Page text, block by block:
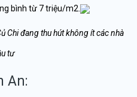
bình từ 7 triệu/m2.
Chi đang thu hút không ít các nhà
tư
An: